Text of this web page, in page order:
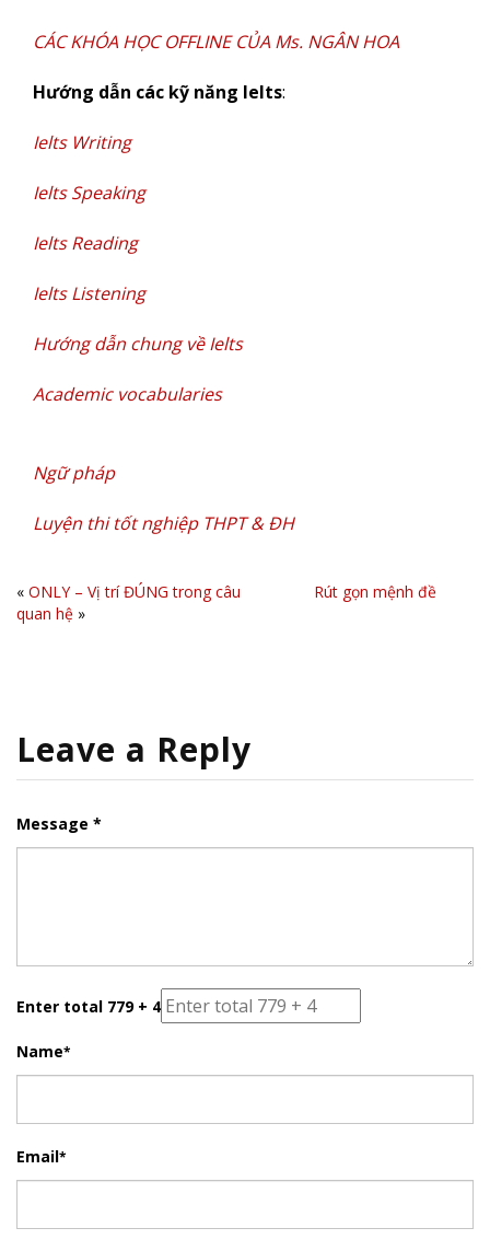
CÁC KHÓA HỌC OFFLINE CỦA Ms. NGÂN HOA
Hướng dẫn các kỹ năng Ielts:
Ielts Writing
Ielts Speaking
Ielts Reading
Ielts Listening
Hướng dẫn chung về Ielts
Academic vocabularies
Ngữ pháp
Luyện thi tốt nghiệp THPT & ĐH
« ONLY – Vị trí ĐÚNG trong câu
Rút gọn mệnh đề
quan hệ »
Leave a Reply
Message *
Enter total 779 + 4
Name*
Email*